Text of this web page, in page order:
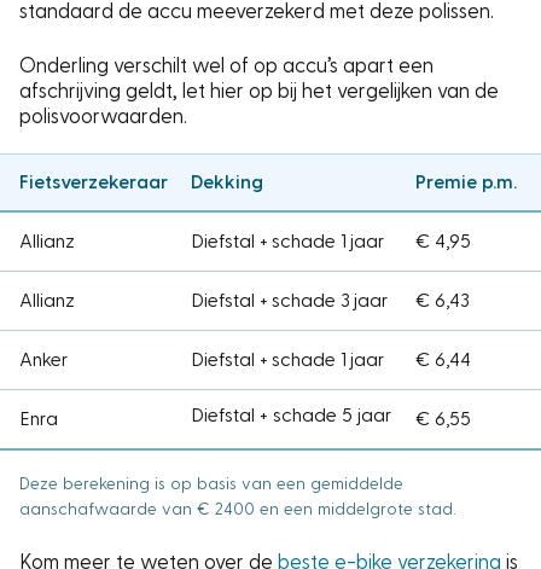
standaard de accu meeverzekerd met deze polissen.
Onderling verschilt wel of op accu’s apart een
afschrijving geldt, let hier op bij het vergelijken van de
polisvoorwaarden.
Fietsverzekeraar Dekking Premie p.m.
Allianz Diefstal + schade 1 jaar € 4,95
Allianz Diefstal + schade 3 jaar € 6,43
Anker Diefstal + schade 1 jaar € 6,44
Enra Diefstal + schade 5 jaar € 6,55
Deze berekening is op basis van een gemiddelde
aanschafwaarde van € 2400 en een middelgrote stad.
Kom meer te weten over de beste e-bike verzekering is